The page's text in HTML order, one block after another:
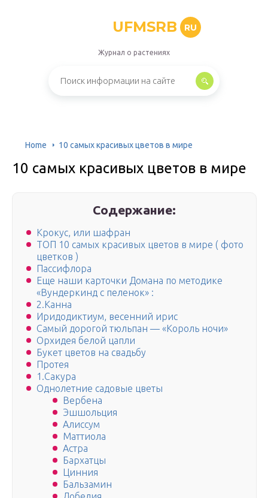
UFMSRB RU
Журнал о растениях
Home 10 самых красивых цветов в мире
10 самых красивых цветов в мире
Содержание:
Крокус, или шафран
ТОП 10 самых красивых цветов в мире ( фото
цветков )
Пассифлора
Еще наши карточки Домана по методике
«Вундеркинд с пеленок» :
2.Канна
Иридодиктиум, весенний ирис
Самый дорогой тюльпан — «Король ночи»
Орхидея белой цапли
Букет цветов на свадьбу
Протея
1.Сакура
Однолетние садовые цветы
Вербена
Эшшольция
Алиссум
Маттиола
Астра
Бархатцы
Цинния
Бальзамин